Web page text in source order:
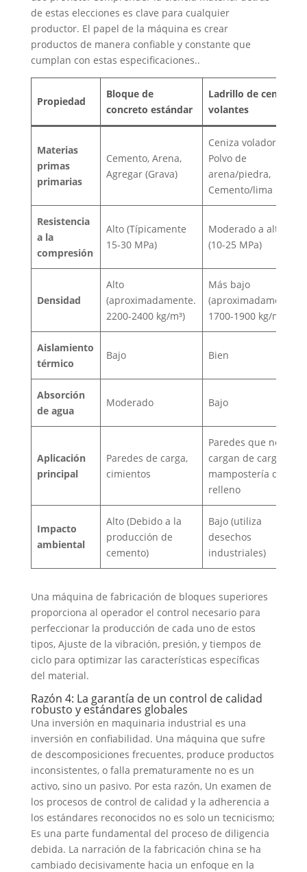
de estas elecciones es clave para cualquier
productor. El papel de la máquina es crear
productos de manera confiable y constante que
cumplan con estas especificaciones..
Propiedad
Bloque de
concreto estándar
Ladrillo de cenizas
volantes
Materias
primas
primarias
Cemento, Arena,
Agregar (Grava)
Ceniza voladora,
Polvo de
arena/piedra,
Cemento/lima
Resistencia
a la
compresión
Alto (Típicamente
15-30 MPa)
Moderado a alto
(10-25 MPa)
Densidad
Alto
(aproximadamente.
2200-2400 kg/m³)
Más bajo
(aproximadamente.
1700-1900 kg/m³)
Aislamiento
térmico
Bajo Bien
Absorción
de agua
Moderado Bajo
Aplicación
principal
Paredes de carga,
cimientos
Paredes que no
cargan de carga,
mampostería de
relleno
Impacto
ambiental
Alto (Debido a la
producción de
cemento)
Bajo (utiliza
desechos
industriales)
Una máquina de fabricación de bloques superiores
proporciona al operador el control necesario para
perfeccionar la producción de cada uno de estos
tipos, Ajuste de la vibración, presión, y tiempos de
ciclo para optimizar las características específicas
del material.
Razón 4: La garantía de un control de calidad
robusto y estándares globales
Una inversión en maquinaria industrial es una
inversión en confiabilidad. Una máquina que sufre
de descomposiciones frecuentes, produce productos
inconsistentes, o falla prematuramente no es un
activo, sino un pasivo. Por esta razón, Un examen de
los procesos de control de calidad y la adherencia a
los estándares reconocidos no es solo un tecnicismo;
Es una parte fundamental del proceso de diligencia
debida. La narración de la fabricación china se ha
cambiado decisivamente hacia un enfoque en la